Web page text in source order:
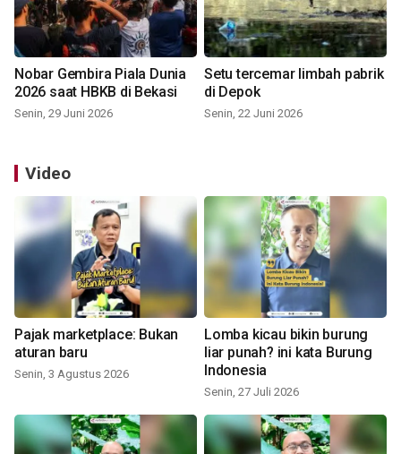
Nobar Gembira Piala Dunia
2026 saat HBKB di Bekasi
Senin, 29 Juni 2026
Setu tercemar limbah pabrik
di Depok
Senin, 22 Juni 2026
Video
Pajak marketplace: Bukan
aturan baru
Senin, 3 Agustus 2026
Lomba kicau bikin burung
liar punah? ini kata Burung
Indonesia
Senin, 27 Juli 2026